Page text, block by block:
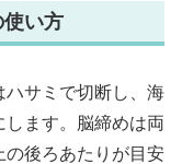
使い方
ハサミで切断し、海
ます。脳締めは両
の後ろあたりが目安